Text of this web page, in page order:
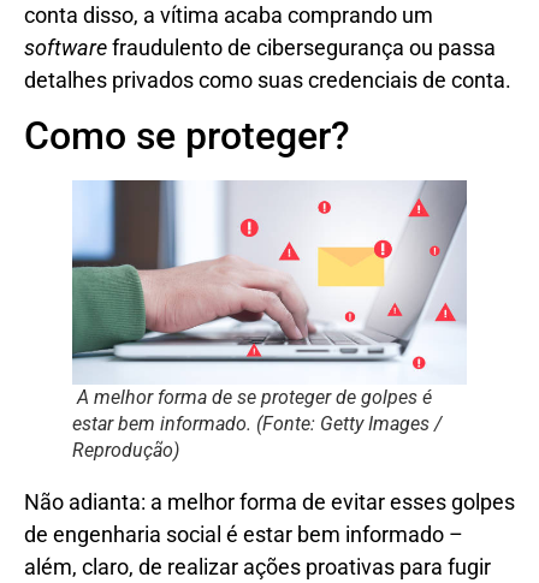
conta disso, a vítima acaba comprando um
softwarefraudulento de cibersegurança ou passa
detalhes privados como suas credenciais de conta.
Como se proteger?
A melhor forma de se proteger de golpes é
estar bem informado. (Fonte: Getty Images /
Reprodução)
Não adianta: a melhor forma de evitar esses golpes
de engenharia social é estar bem informado –
além, claro, de realizar ações proativas para fugir